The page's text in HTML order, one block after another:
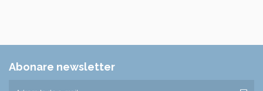
Abonare newsletter